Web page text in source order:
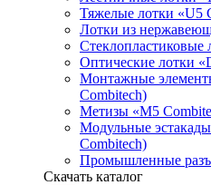
Тяжелые лотки «U5
Лотки из
Стеклопластиковые
Оптические лотки
Монтажные
Combitech)
Метизы «M5
Модульные
Combitech)
Промышленные
Скачать каталог